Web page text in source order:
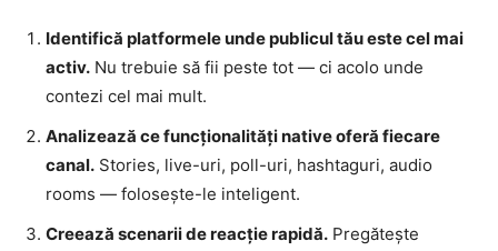
Identifică platformele unde publicul tău este cel mai
activ. Nu trebuie să fii peste tot — ci acolo unde
contezi cel mai mult.
Analizează ce funcționalități native oferă fiecare
canal. Stories, live-uri, poll-uri, hashtaguri, audio
rooms — folosește-le inteligent.
Creează scenarii de reacție rapidă. Pregătește